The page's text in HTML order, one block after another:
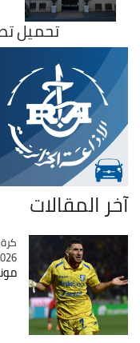
تحميل
آخر المقالات
كرة
22:34